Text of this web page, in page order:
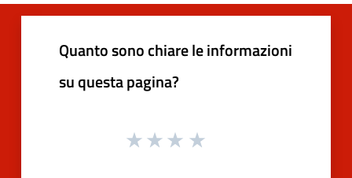
Quanto sono chiare le informazioni
su questa pagina?